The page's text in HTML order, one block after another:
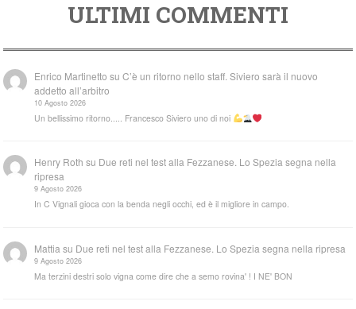
ULTIMI COMMENTI
Enrico Martinetto suC’è un ritorno nello staff. Siviero sarà il nuovo
addetto all’arbitro
10 Agosto 2026
Un bellissimo ritorno..... Francesco Siviero uno di noi
Henry Roth su Due reti nel test alla Fezzanese. Lo Spezia segna nella
ripresa
9 Agosto 2026
In C Vignali gioca con la benda negli occhi, ed è il migliore in campo.
Mattia su Due reti nel test alla Fezzanese. Lo Spezia segna nella ripresa
9 Agosto 2026
Ma terzini destri solo vigna come dire che a semo rovina' ! I NE' BON